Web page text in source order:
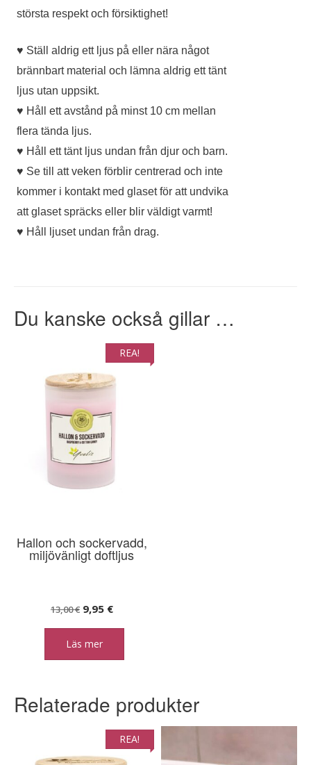
största respekt och försiktighet!
♥ Ställ aldrig ett ljus på eller nära något
brännbart material och lämna aldrig ett tänt
ljus utan uppsikt.
♥ Håll ett avstånd på minst 10 cm mellan
flera tända ljus.
♥ Håll ett tänt ljus undan från djur och barn.
♥ Se till att veken förblir centrerad och inte
kommer i kontakt med glaset för att undvika
att glaset spräcks eller blir väldigt varmt!
♥ Håll ljuset undan från drag.
Du kanske också gillar …
REA!
Hallon och sockervadd,
miljövänligt doftljus
13,00€ Det
ursprungliga
priset
var:
9,95 €Det
nuvarande
är:
Läs mer
Relaterade produkter
REA!